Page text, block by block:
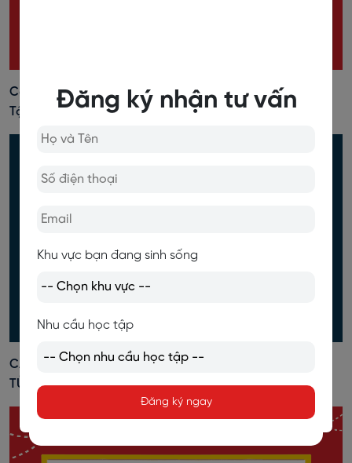
Câu Bị Động (Passive Voice): Định Nghĩa, Cấu Trúc, Bài
Tập Đầy Đủ Nhất
CÁCH NHẬN BIẾT DANH TỪ, ĐỘNG TỪ, TÍNH TỪ, TRẠNG
TỪ TRONG TIẾNG ANH
Đăng ký nhận tư vấn
Khu vực bạn đang sinh sống
Nhu cầu học tập
Đăng ký ngay